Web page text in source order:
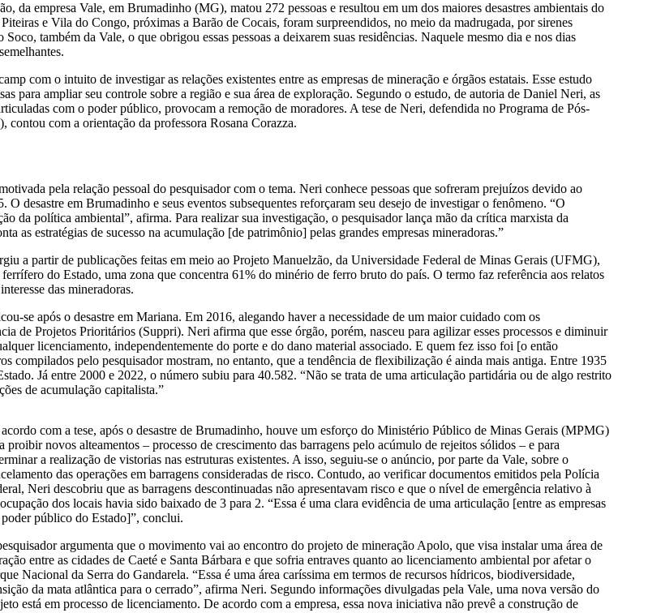
da empresa Vale, em Brumadinho (MG), matou 272 pessoas e resultou em um dos maiores desastres ambientais do
e Vila do Congo, próximas a Barão de Cocais, foram surpreendidos, no meio da madrugada, por sirenes
também da Vale, o que obrigou essas pessoas a deixarem suas residências. Naquele mesmo dia e nos dias
com o intuito de investigar as relações existentes entre as empresas de mineração e órgãos estatais. Esse estudo
para ampliar seu controle sobre a região e sua área de exploração. Segundo o estudo, de autoria de Daniel Neri, as
com o poder público, provocam a remoção de moradores. A tese de Neri, defendida no Programa de Pós-
com a orientação da professora Rosana Corazza.
pela relação pessoal do pesquisador com o tema. Neri conhece pessoas que sofreram prejuízos devido ao
desastre em Brumadinho e seus eventos subsequentes reforçaram seu desejo de investigar o fenômeno. “O
da política ambiental”, afirma. Para realizar sua investigação, o pesquisador lança mão da crítica marxista da
as estratégias de sucesso na acumulação [de patrimônio] pelas grandes empresas mineradoras.”
a partir de publicações feitas em meio ao Projeto Manuelzão, da Universidade Federal de Minas Gerais (UFMG),
do Estado, uma zona que concentra 61% do minério de ferro bruto do país. O termo faz referência aos relatos
das mineradoras.
se após o desastre em Mariana. Em 2016, alegando haver a necessidade de um maior cuidado com os
de Projetos Prioritários (Suppri). Neri afirma que esse órgão, porém, nasceu para agilizar esses processos e diminuir
licenciamento, independentemente do porte e do dano material associado. E quem fez isso foi [o então
compilados pelo pesquisador mostram, no entanto, que a tendência de flexibilização é ainda mais antiga. Entre 1935
Já entre 2000 e 2022, o número subiu para 40.582. “Não se trata de uma articulação partidária ou de algo restrito
de acumulação capitalista.”
com a tese, após o desastre de Brumadinho, houve um esforço do Ministério Público de Minas Gerais (MPMG)
proibir novos alteamentos – processo de crescimento das barragens pelo acúmulo de rejeitos sólidos – e para
a realização de vistorias nas estruturas existentes. A isso, seguiu-se o anúncio, por parte da Vale, sobre o
das operações em barragens consideradas de risco. Contudo, ao verificar documentos emitidos pela Polícia
Neri descobriu que as barragens descontinuadas não apresentavam risco e que o nível de emergência relativo à
dos locais havia sido baixado de 3 para 2. “Essa é uma clara evidência de uma articulação [entre as empresas
público do Estado]”, conclui.
argumenta que o movimento vai ao encontro do projeto de mineração Apolo, que visa instalar uma área de
entre as cidades de Caeté e Santa Bárbara e que sofria entraves quanto ao licenciamento ambiental por afetar o
Nacional da Serra do Gandarela. “Essa é uma área caríssima em termos de recursos hídricos, biodiversidade,
da mata atlântica para o cerrado”, afirma Neri. Segundo informações divulgadas pela Vale, uma nova versão do
está em processo de licenciamento. De acordo com a empresa, essa nova iniciativa não prevê a construção de